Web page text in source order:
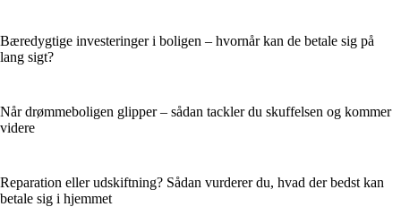
Bæredygtige investeringer i boligen – hvornår kan de betale sig på
lang sigt?
Når drømmeboligen glipper – sådan tackler du skuffelsen og kommer
videre
Reparation eller udskiftning? Sådan vurderer du, hvad der bedst kan
betale sig i hjemmet